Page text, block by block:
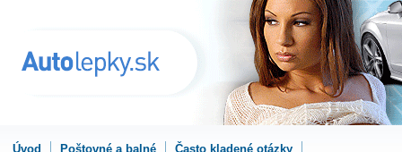
Úvod Poštovné a balné
Často kladené otázky